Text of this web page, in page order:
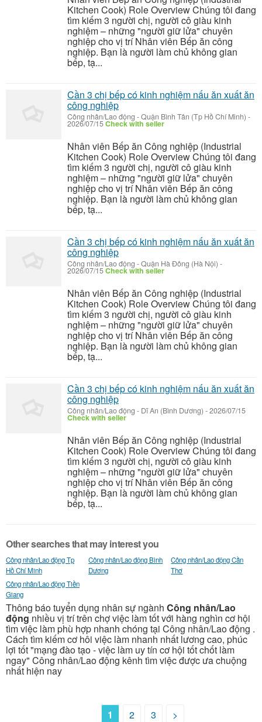
Kitchen Cook) Role Overview Chúng tôi đang
tìm kiếm 3 người chị, người cô giàu kinh
nghiệm – những "người giữ lửa" chuyên
nghiệp cho vị trí Nhân viên Bếp ăn công
nghiệp. Bạn là người làm chủ không gian
bếp, tạ...
Cần 3 chị bếp có kinh nghiệm nấu ăn xuất ăn
công nghiệp
Công nhân/Lao động -Quận Bình Tân (Tp Hồ Chí Minh) -
2026/07/15Check with seller
Nhân viên Bếp ăn Công nghiệp (Industrial
Kitchen Cook) Role Overview Chúng tôi đang
tìm kiếm 3 người chị, người cô giàu kinh
nghiệm – những "người giữ lửa" chuyên
nghiệp cho vị trí Nhân viên Bếp ăn công
nghiệp. Bạn là người làm chủ không gian
bếp, tạ...
Cần 3 chị bếp có kinh nghiệm nấu ăn xuất ăn
công nghiệp
Công nhân/Lao động -Quận Hà Đông (Hà Nội) -
2026/07/15Check with seller
Nhân viên Bếp ăn Công nghiệp (Industrial
Kitchen Cook) Role Overview Chúng tôi đang
tìm kiếm 3 người chị, người cô giàu kinh
nghiệm – những "người giữ lửa" chuyên
nghiệp cho vị trí Nhân viên Bếp ăn công
nghiệp. Bạn là người làm chủ không gian
bếp, tạ...
Cần 3 chị bếp có kinh nghiệm nấu ăn xuất ăn
công nghiệp
Công nhân/Lao động - Dĩ An (Bình Dương) -2026/07/15
Check with seller
Nhân viên Bếp ăn Công nghiệp (Industrial
Kitchen Cook) Role Overview Chúng tôi đang
tìm kiếm 3 người chị, người cô giàu kinh
nghiệm – những "người giữ lửa" chuyên
nghiệp cho vị trí Nhân viên Bếp ăn công
nghiệp. Bạn là người làm chủ không gian
bếp, tạ...
Other searches that may interest you
Công nhân/Lao động Tp
Hồ Chí Minh
Công nhân/Lao động Bình
Dương
Công nhân/Lao động Cần
Thơ
Công nhân/Lao động Tiền
Giang
Thông báo tuyển dụng nhân sự ngành Công nhân/Lao
động nhiều vị trí trên chợ việc làm tốt với hàng nghìn cơ hội
tìm việc làm phù hợp nhanh chóng tại Công nhân/Lao động .
Cách tìm kiếm cơ hôi việc làm nhanh nhất lương cao, phúc
lợi tốt "mạng đào tạo - việc làm uy tín cơ hội tốt chốt làm
ngay" Công nhân/Lao động kênh tìm việc được ưa chuộng
nhất hiện nay
1 2 3 >